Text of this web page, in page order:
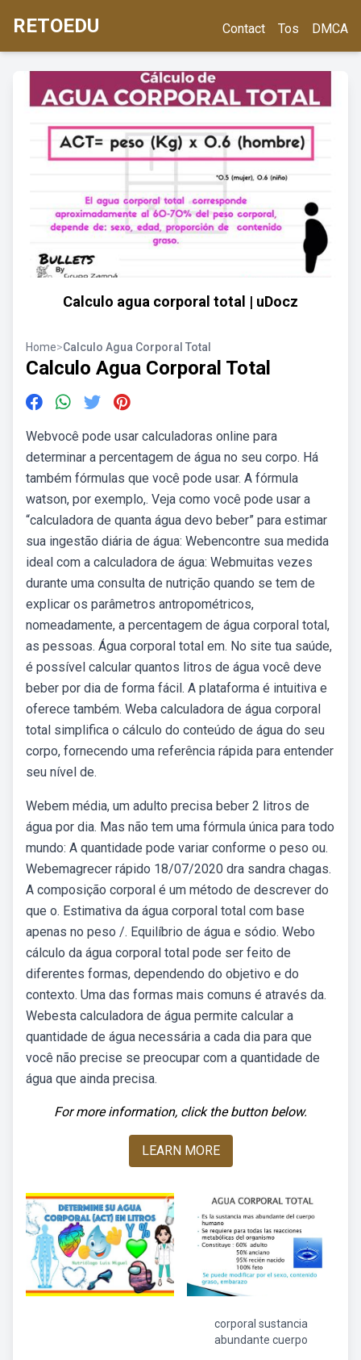
RETOEDU Contact Tos DMCA
Calculo agua corporal total | uDocz
Home>Calculo Agua Corporal Total
Calculo Agua Corporal Total
Webvocê pode usar calculadoras online para
determinar a percentagem de água no seu corpo. Há
também fórmulas que você pode usar. A fórmula
watson, por exemplo,. Veja como você pode usar a
“calculadora de quanta água devo beber” para estimar
sua ingestão diária de água: Webencontre sua medida
ideal com a calculadora de água: Webmuitas vezes
durante uma consulta de nutrição quando se tem de
explicar os parâmetros antropométricos,
nomeadamente, a percentagem de água corporal total,
as pessoas. Água corporal total em. No site tua saúde,
é possível calcular quantos litros de água você deve
beber por dia de forma fácil. A plataforma é intuitiva e
oferece também. Weba calculadora de água corporal
total simplifica o cálculo do conteúdo de água do seu
corpo, fornecendo uma referência rápida para entender
seu nível de.
Webem média, um adulto precisa beber 2 litros de
água por dia. Mas não tem uma fórmula única para todo
mundo: A quantidade pode variar conforme o peso ou.
Webemagrecer rápido 18/07/2020 dra sandra chagas.
A composição corporal é um método de descrever do
que o. Estimativa da água corporal total com base
apenas no peso /. Equilíbrio de água e sódio. Webo
cálculo da água corporal total pode ser feito de
diferentes formas, dependendo do objetivo e do
contexto. Uma das formas mais comuns é através da.
Webesta calculadora de água permite calcular a
quantidade de água necessária a cada dia para que
você não precise se preocupar com a quantidade de
água que ainda precisa.
For more information, click the button below.
LEARN MORE
corporal sustancia
abundante cuerpo